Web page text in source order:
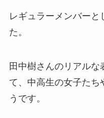
レギュラーメンバーと
た。
田中樹さんのリアル
て、中高生の女子たち
うです。